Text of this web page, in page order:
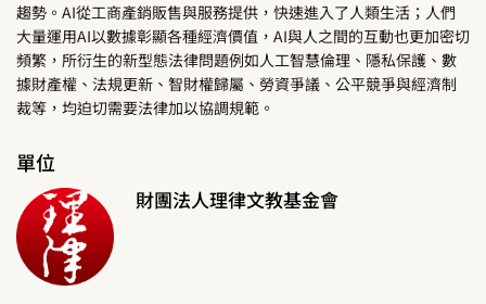
趨勢。AI從工商產銷販售與服務提供，快速進入了人類生活；人們
大量運用AI以數據彰顯各種經濟價值，AI與人之間的互動也更加密切
頻繁，所衍生的新型態法律問題例如人工智慧倫理、隱私保護、數
據財產權、法規更新、智財權歸屬、勞資爭議、公平競爭與經濟制
裁等，均迫切需要法律加以協調規範。
單位
財團法人理律文教基金會